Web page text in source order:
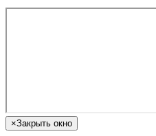
×Закрыть окно